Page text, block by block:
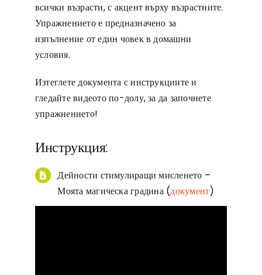
всички възрасти, с акцент върху възрастните.
Упражнението е предназначено за
изпълнение от един човек в домашни
условия.
Изтеглете документа с инструкциите и
гледайте видеото по-долу, за да започнете
упражнението!
Инструкция:
Дейности стимулиращи мисленето –
Моята магическа градина(документ)